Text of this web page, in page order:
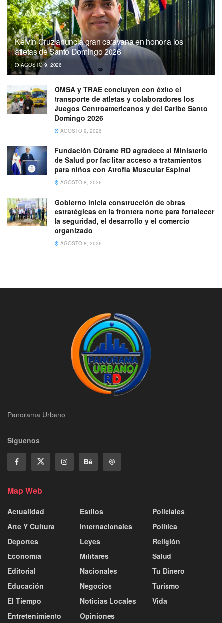
Kelvin Cruz anuncia gran caravana en honor a los
atletas de Santo Domingo 2026
AGOSTO 9, 2026
OMSA y TRAE concluyen con éxito el
transporte de atletas y colaboradores los
Juegos Centroamericanos y del Caribe Santo
Domingo 2026
AGOSTO 9, 2026
Fundación Cúrame RD agradece al Ministerio
de Salud por facilitar acceso a tratamientos
para niños con Atrofia Muscular Espinal
AGOSTO 8, 2026
Gobierno inicia construcción de obras
estratégicas en la frontera norte para fortalecer
la seguridad, el desarrollo y el comercio
organizado
AGOSTO 8, 2026
Panorama Urbano
Siguenos
Map Web
Actualidad
Arte Y Cultura
Deportes
Economía
Editorial
Educación
El Tiempo
Entretenimiento
Estilos
Internacionales
Leyes
Militares
Nacionales
Negocios
Noticias Locales
Opiniones
Policiales
Politica
Religión
Salud
Tu Dinero
Turismo
Vida